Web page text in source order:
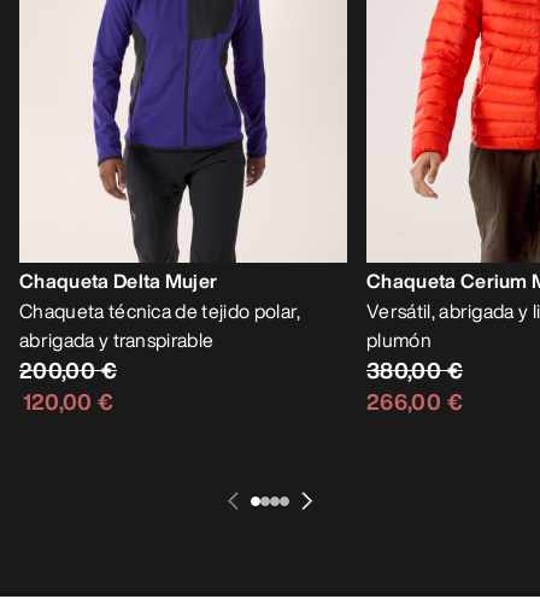
Chaqueta Delta Mujer
Chaqueta técnica de tejido polar,
abrigada y transpirable
200,00 €
120,00 €
Chaqueta Cerium
Versátil, abrigada y
plumón
380,00 €
266,00 €